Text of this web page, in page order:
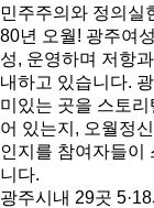
민주주의와 정의실
80년 오월! 광주여
성, 운영하며 저항
내하고 있습니다.
미있는 곳을 스토
어 있는지, 오월정
인지를 참여자들이
니다.
광주시내 29곳